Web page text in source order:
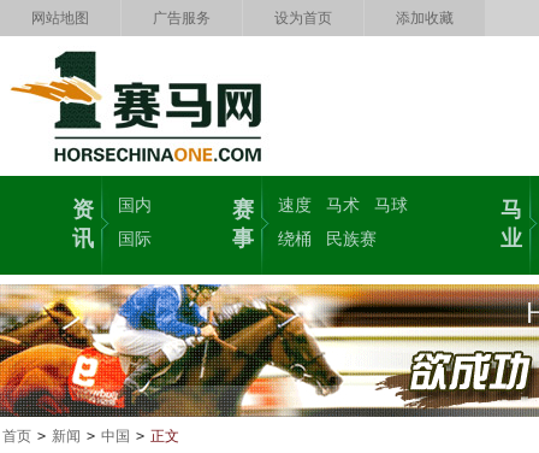
网站地图 广告服务 设为首页 添加收藏
资
讯
国内
国际
赛
事
速度 马术
马球
绕桶
民族赛
马
业
首页 > 新闻 > 中国 > 正文